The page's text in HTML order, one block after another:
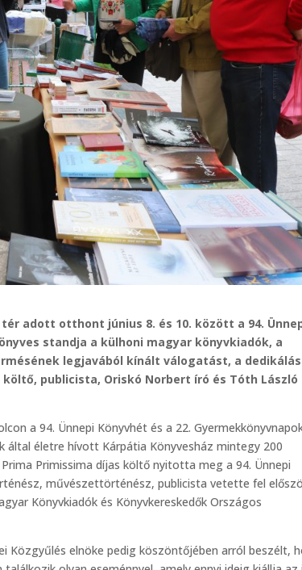
adott otthont június 8. és 10. között a 94.
standja a külhoni magyar könyvkiadók, a
legjavából kínált válogatást, a
publicista, Oriskó Norbert író és Tóth László
a 94. Ünnepi Könyvhét és a 22.
által életre hívott Kárpátia Könyvesház mintegy 200
Primissima díjas költő nyitotta meg a 94. Ünnepi
művészettörténész, publicista vetette fel
Könyvkiadók és Könyvkereskedők Országos
Közgyűlés elnöke pedig köszöntőjében arról beszélt,